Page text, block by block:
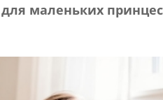
маленьких